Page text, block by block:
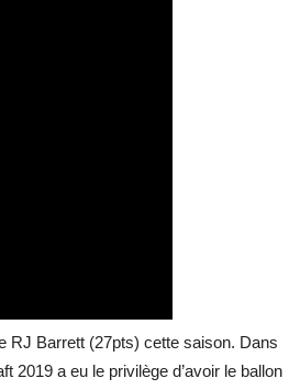
RJ Barrett (27pts) cette saison. Dans
2019 a eu le privilège d’avoir le ballon